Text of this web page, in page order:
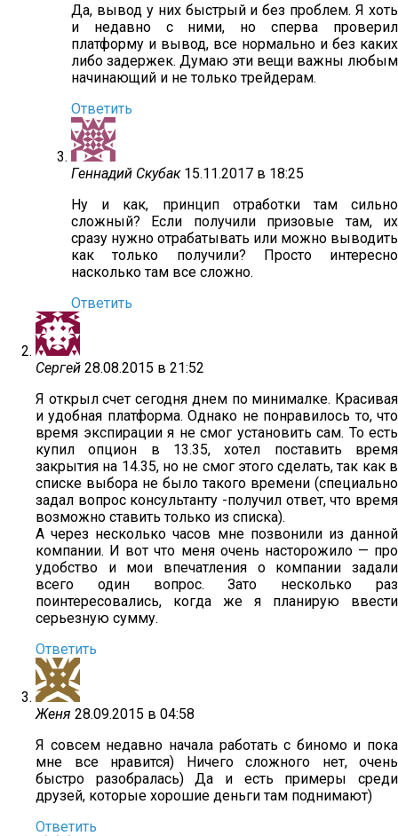
Да, вывод у них быстрый и без проблем. Я хоть
и недавно с ними, но сперва проверил
платформу и вывод, все нормально и без каких
либо задержек. Думаю эти вещи важны любым
начинающий и не только трейдерам.
Ответить
Геннадий Скубак 15.11.2017 в 18:25
Ну и как, принцип отработки там сильно
сложный? Если получили призовые там, их
сразу нужно отрабатывать или можно выводить
как только получили? Просто интересно
насколько там все сложно.
Ответить
Сергей 28.08.2015 в 21:52
Я открыл счет сегодня днем по минималке. Красивая
и удобная платформа. Однако не понравилось то, что
время экспирации я не смог установить сам. То есть
купил опцион в 13.35, хотел поставить время
закрытия на 14.35, но не смог этого сделать, так как в
списке выбора не было такого времени (специально
задал вопрос консультанту -получил ответ, что время
возможно ставить только из списка).
А через несколько часов мне позвонили из данной
компании. И вот что меня очень насторожило — про
удобство и мои впечатления о компании задали
всего один вопрос. Зато несколько раз
поинтересовались, когда же я планирую ввести
серьезную сумму.
Ответить
Женя 28.09.2015 в 04:58
Я совсем недавно начала работать с биномо и пока
мне все нравится) Ничего сложного нет, очень
быстро разобралась) Да и есть примеры среди
друзей, которые хорошие деньги там поднимают)
Ответить